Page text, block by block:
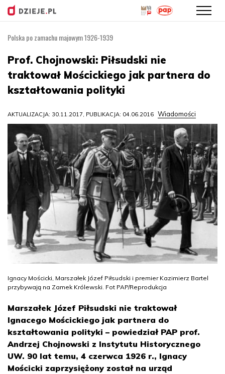
Przejdź
treści
Polska po zamachu majowym 1926-1939
Prof. Chojnowski: Piłsudski nie
traktował Mościckiego jak partnera do
kształtowania polityki
AKTUALIZACJA: 30.11.2017, PUBLIKACJA: 04.06.2016 Wiadomości
Ignacy Mościcki, Marszałek Józef Piłsudski i premier Kazimierz Bartel
przybywają na Zamek Królewski. Fot PAP/Reprodukcja
Marszałek Józef Piłsudski nie traktował
Ignacego Mościckiego jak partnera do
kształtowania polityki – powiedział PAP prof.
Andrzej Chojnowski z Instytutu Historycznego
UW. 90 lat temu, 4 czerwca 1926 r., Ignacy
Mościcki zaprzysiężony został na urząd